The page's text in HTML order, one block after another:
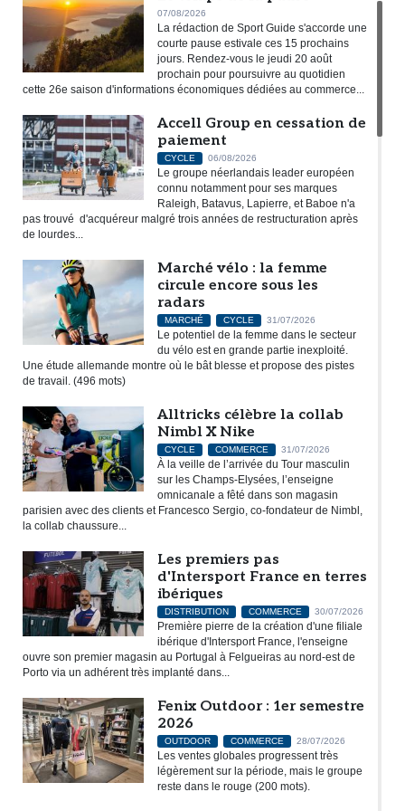
07/08/2026
La rédaction de Sport Guide s'accorde une
courte pause estivale ces 15 prochains
jours. Rendez-vous le jeudi 20 août
prochain pour poursuivre au quotidien
cette 26e saison d'informations économiques dédiées au commerce...
Accell Group en cessation de
paiement
CYCLE 06/08/2026
Le groupe néerlandais leader européen
connu notamment pour ses marques
Raleigh, Batavus, Lapierre, et Baboe n'a
pas trouvé d'acquéreur malgré trois années de restructuration après
de lourdes...
Marché vélo : la femme
circule encore sous les
radars
MARCHÉ CYCLE 31/07/2026
Le potentiel de la femme dans le secteur
du vélo est en grande partie inexploité.
Une étude allemande montre où le bât blesse et propose des pistes
de travail. (496 mots)
Alltricks célèbre la collab
Nimbl X Nike
CYCLE COMMERCE 31/07/2026
À la veille de l’arrivée du Tour masculin
sur les Champs-Elysées, l’enseigne
omnicanale a fêté dans son magasin
parisien avec des clients et Francesco Sergio, co-fondateur de Nimbl,
la collab chaussure...
Les premiers pas
d'Intersport France en terres
ibériques
DISTRIBUTION COMMERCE 30/07/2026
Première pierre de la création d'une filiale
ibérique d'Intersport France, l'enseigne
ouvre son premier magasin au Portugal à Felgueiras au nord-est de
Porto via un adhérent très implanté dans...
Fenix Outdoor : 1er semestre
2026
OUTDOOR COMMERCE 28/07/2026
Les ventes globales progressent très
légèrement sur la période, mais le groupe
reste dans le rouge (200 mots).